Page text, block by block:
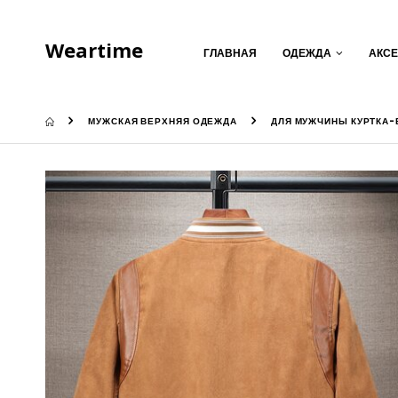
Weartime ГЛАВНАЯ ОДЕЖДА
МУЖСКАЯ ВЕРХНЯЯ ОДЕЖДА ДЛЯ МУЖЧИНЫ